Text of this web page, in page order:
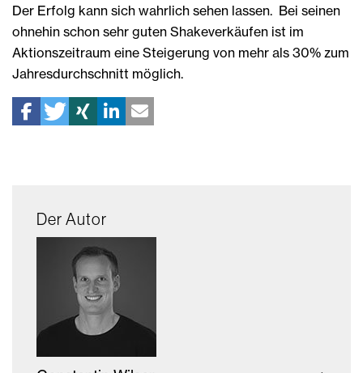
Der Erfolg kann sich wahrlich sehen lassen. Bei seinen
ohnehin schon sehr guten Shakeverkäufen ist im
Aktionszeitraum eine Steigerung von mehr als 30% zum
Jahresdurchschnitt möglich.
Der Autor